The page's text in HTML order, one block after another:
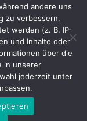
andere uns
zu verbessern.
werden (z. B. IP-
und Inhalte oder
über die
in unserer
jederzeit unter